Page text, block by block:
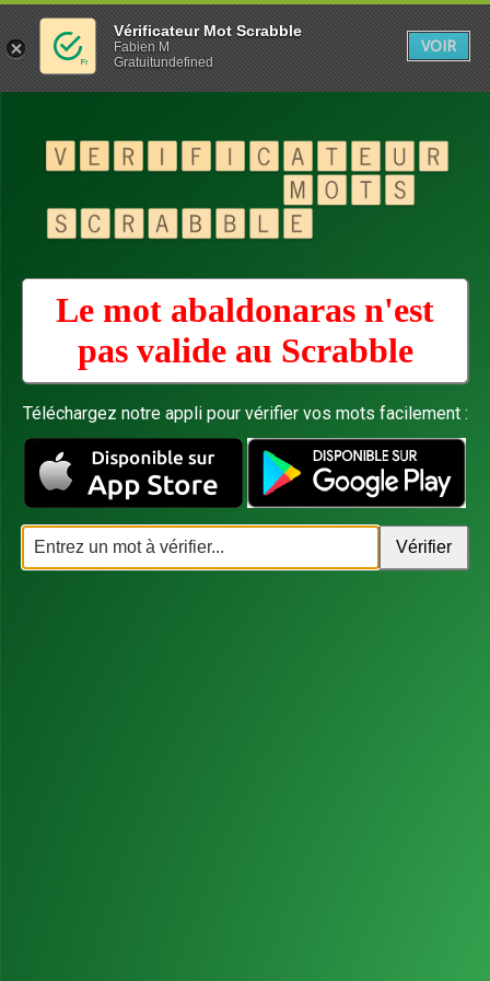
Le mot abaldonaras n'est
pas valide au Scrabble
Téléchargez notre appli pour vérifier vos mots facilement :
Vérificateur Mot Scrabble
Fabien M
Gratuitundefined
VOIR